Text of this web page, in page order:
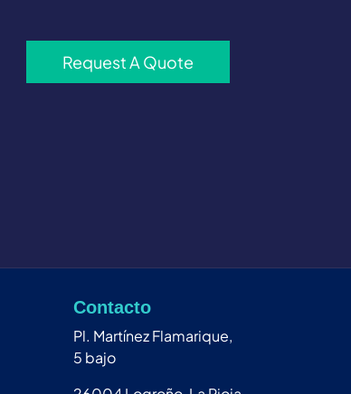
Request A Quote
Contacto
Pl. Martínez Flamarique,
5 bajo